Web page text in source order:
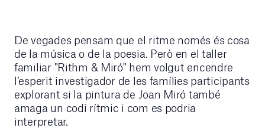
De vegades pensam que el ritme només és cosa
de la música o de la poesia. Però en el taller
familiar "Rithm & Miró" hem volgut encendre
l’esperit investigador de les famílies participants
explorant si la pintura de Joan Miró també
amaga un codi rítmic i com es podria
interpretar.